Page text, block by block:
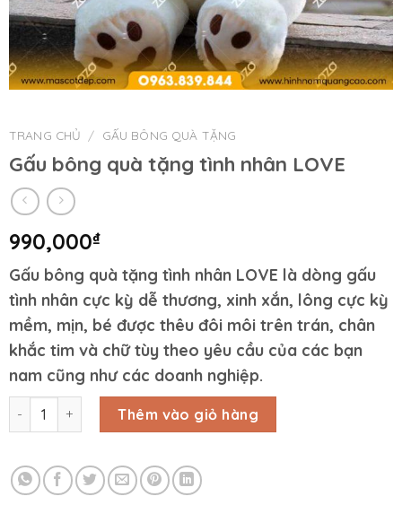
TRANG CHỦ / GẤU BÔNG QUÀ TẶNG
Gấu bông quà tặng tình nhân LOVE
990,000₫
Gấu bông quà tặng tình nhân LOVE là dòng gấu
tình nhân cực kỳ dễ thương, xinh xắn, lông cực kỳ
mềm, mịn, bé được thêu đôi môi trên trán, chân
khắc tim và chữ tùy theo yêu cầu của các bạn
nam cũng như các doanh nghiệp.
Gấu bông quà tặng tình nhân LOVE số lượng
Thêm vào giỏ hàng